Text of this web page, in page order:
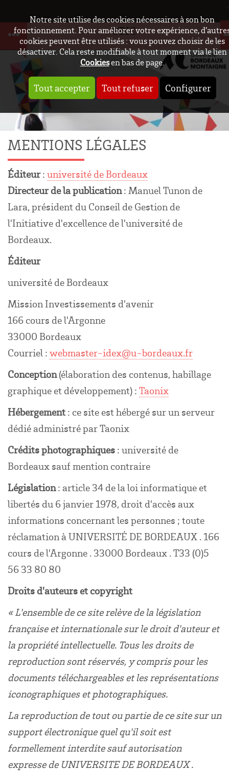
Notre site utilise des cookies nécessaires à son bon
fonctionnement. Pour améliorer votre expérience,
cookies peuvent être utilisés : vous pouvez choisir de les
désactiver. Cela reste modifiable à tout moment via le lien
Cookiesen bas de page.
Tout accepter Tout refuser Configurer
UBIC
MENTIONS LÉGALES
Éditeur: université de Bordeaux
Directeur de la publication: Manuel Tunon de
Lara, président du Conseil de Gestion de
l'Initiative d'excellence de l'université de
Bordeaux.
Éditeur
université de Bordeaux
Mission Investissements d'avenir
166 cours de l'Argonne
33000 Bordeaux
Courriel : webmaster-idex@u-bordeaux.fr
Conception(élaboration des contenus, habillage
graphique et développement) : Taonix
Hébergement : ce site est hébergé sur un serveur
dédié administré par Taonix
Crédits photographiques : université de
Bordeaux sauf mention contraire
Législation: article 34 de la loi informatique et
libertés du 6 janvier 1978, droit d'accès aux
informations concernant les personnes ; toute
réclamation à UNIVERSITÉ DE BORDEAUX . 166
cours de l'Argonne . 33000 Bordeaux . T33 (0)5
56 33 80 80
Droits d'auteurs et copyright
« L'ensemble de ce site relève de la législation
française et internationale sur le droit d'auteur et
la propriété intellectuelle. Tous les droits de
reproduction sont réservés, y compris pour les
documents téléchargeables et les représentations
iconographiques et photographiques.
La reproduction de tout ou partie de ce site sur un
support électronique quel qu'il soit est
formellement interdite sauf autorisation
expresse de UNIVERSITE DE BORDEAUX .